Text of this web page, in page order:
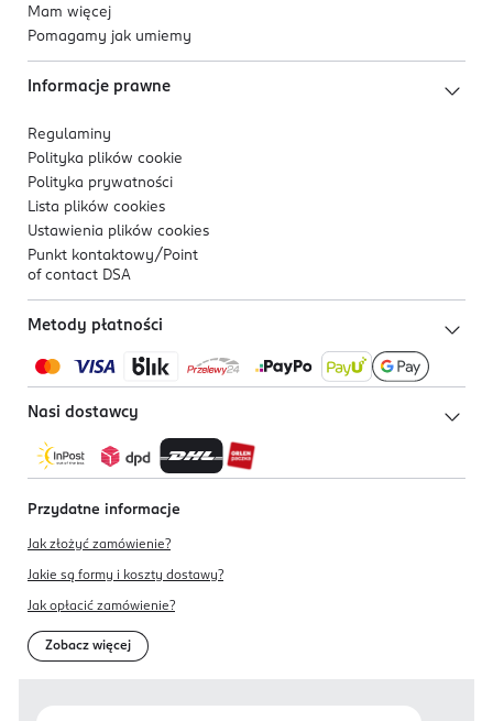
Mam więcej
Pomagamy jak umiemy
Informacje prawne
Regulaminy
Polityka plików cookie
Polityka prywatności
Lista plików cookies
Ustawienia plików cookies
Punkt kontaktowy/ Point
of contact DSA
Metody płatności
Nasi dostawcy
Przydatne informacje
Jak złożyć zamówienie?
Jakie są formy i koszty dostawy?
Jak opłacić zamówienie?
Zobacz więcej